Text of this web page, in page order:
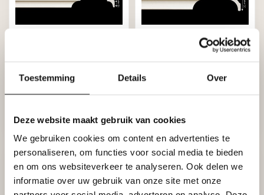
Toestemming Details Over
Deze website maakt gebruik van cookies
We gebruiken cookies om content en advertenties te
personaliseren, om functies voor social media te bieden
en om ons websiteverkeer te analyseren. Ook delen we
informatie over uw gebruik van onze site met onze
A3 (15 x 15 mm), lengte
Stukprijs: €1,40 / Meter
A5 (35 x 35 mm), lengte
Stukprijs: €2,15 / Meter